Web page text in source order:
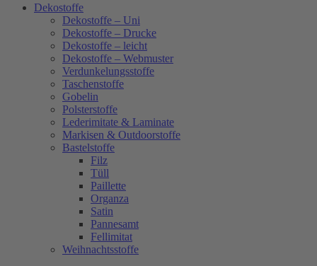
Dekostoffe
Dekostoffe – Uni
Dekostoffe – Drucke
Dekostoffe – leicht
Dekostoffe – Webmuster
Verdunkelungsstoffe
Taschenstoffe
Gobelin
Polsterstoffe
Lederimitate & Laminate
Markisen & Outdoorstoffe
Bastelstoffe
Filz
Tüll
Paillette
Organza
Satin
Pannesamt
Fellimitat
Weihnachtsstoffe